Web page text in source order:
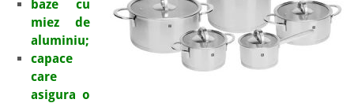
baze cu
miez de
aluminiu;
capace
care
asigura o